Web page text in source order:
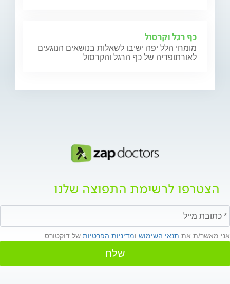
כף רגל וקרסול
מומחי הלל יפה ישיבו לשאלות בנושאים הנוגעים
לאורתופדיה של כף הרגל והקרסול
הצטרפו לרשימת התפוצה שלנו
אני מאשר/ת את תנאי השימוש ומדיניות הפרטיות של דוקטורס
שלח